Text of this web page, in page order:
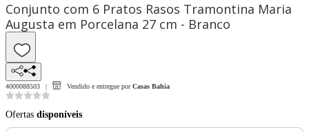
Conjunto com 6 Pratos Rasos Tramontina Maria
Augusta em Porcelana 27 cm - Branco
4000088503 Vendido e entregue por Casas Bahia
Ofertas disponíveis